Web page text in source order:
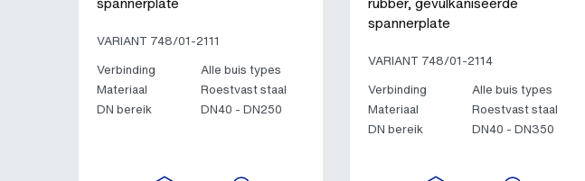
VARIANT 748/01-2111
Verbinding
Alle buis types
Materiaal
Roestvast staal
DN bereik
DN40 - DN250
spannerplate
VARIANT 748/01-2114
Verbinding
Alle buis types
Materiaal
Roestvast staal
DN bereik
DN40 - DN350